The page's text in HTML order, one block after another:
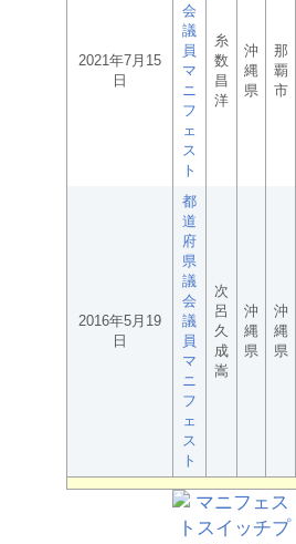
2021年7月15
日
会
議
員
マ
ニ
フ
ェ
ス
ト
糸
数
昌
洋
沖
縄
県
那
覇
市
2016年5月19
日
都
道
府
県
議
会
議
員
マ
ニ
フ
ェ
ス
ト
次
呂
久
成
嵩
沖
縄
県
沖
縄
県